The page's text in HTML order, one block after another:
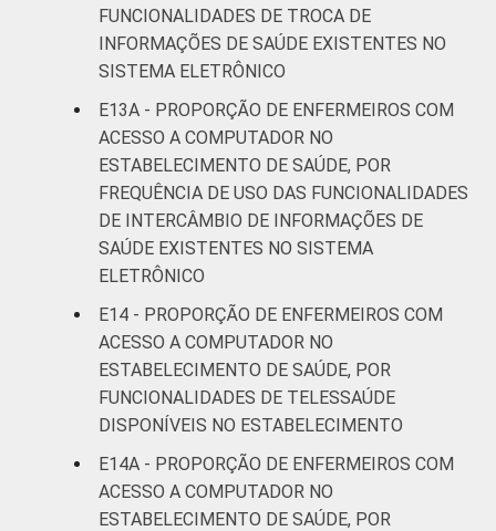
FUNCIONALIDADES DE TROCA DE
INFORMAÇÕES DE SAÚDE EXISTENTES NO
SISTEMA ELETRÔNICO
E13A - PROPORÇÃO DE ENFERMEIROS COM
ACESSO A COMPUTADOR NO
ESTABELECIMENTO DE SAÚDE, POR
FREQUÊNCIA DE USO DAS FUNCIONALIDADES
DE INTERCÂMBIO DE INFORMAÇÕES DE
SAÚDE EXISTENTES NO SISTEMA
ELETRÔNICO
E14 - PROPORÇÃO DE ENFERMEIROS COM
ACESSO A COMPUTADOR NO
ESTABELECIMENTO DE SAÚDE, POR
FUNCIONALIDADES DE TELESSAÚDE
DISPONÍVEIS NO ESTABELECIMENTO
E14A - PROPORÇÃO DE ENFERMEIROS COM
ACESSO A COMPUTADOR NO
ESTABELECIMENTO DE SAÚDE, POR